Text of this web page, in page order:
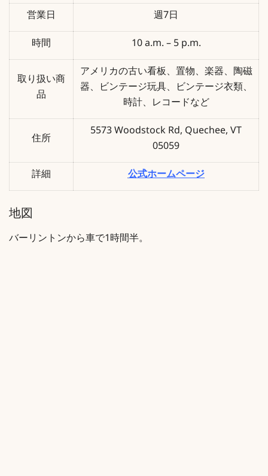
営業日
週7日
時間
10 a.m. – 5 p.m.
取り扱い商
品
アメリカの古い看板、置物、楽器、陶磁
器、ビンテージ玩具、ビンテージ衣類、
時計、レコードなど
住所
5573 Woodstock Rd, Quechee, VT
05059
詳細
公式ホームページ
地図
バーリントンから車で1時間半。